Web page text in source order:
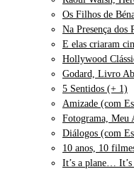
Os Filhos de
Na Presença dos
E elas criaram
Hollywood
Godard, Livro
5 Sentidos (+ 1)
Amizade (com
Fotograma, Meu
Diálogos (com
10 anos, 10
It’s a plane…